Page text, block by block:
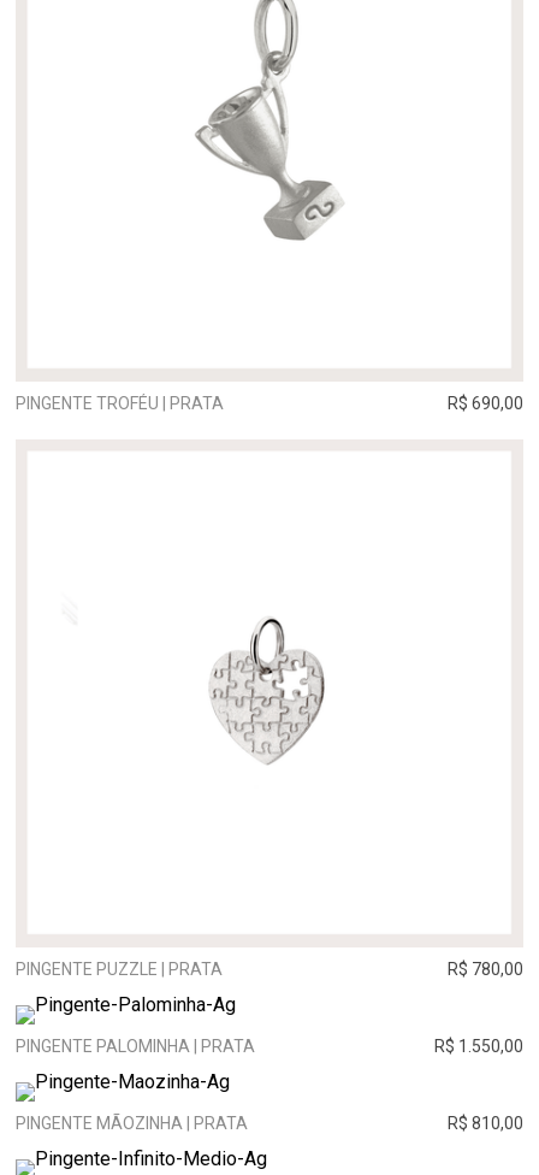
PINGENTE TROFÉU | PRATA R$ 690,00
PINGENTE PUZZLE | PRATA R$ 780,00
PINGENTE PALOMINHA | PRATA R$ 1.550,00
PINGENTE MÃOZINHA | PRATA R$ 810,00